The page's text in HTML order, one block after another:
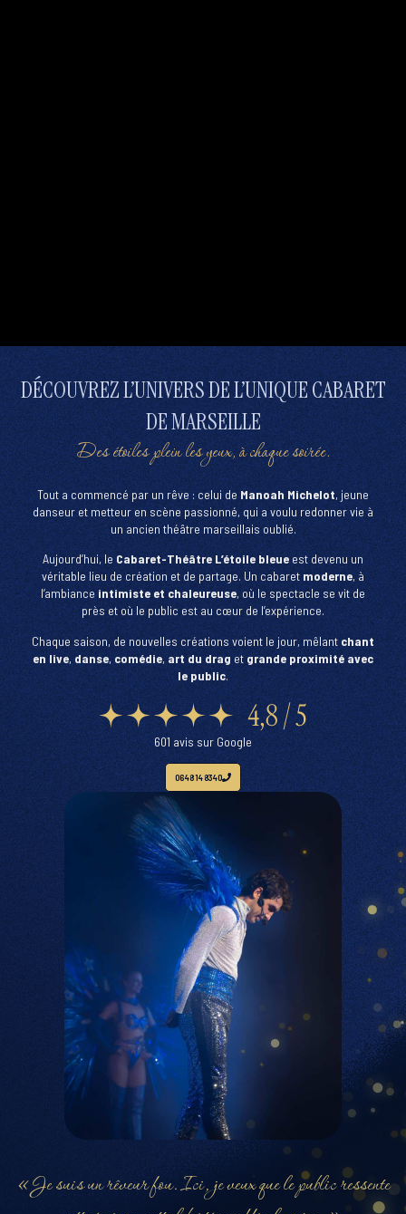
DÉCOUVREZ L’UNIVERS DE L’UNIQUE CABARET
DE MARSEILLE
Des étoiles plein les yeux, à chaque soirée.
Tout a commencé par un rêve : celui deManoah Michelot, jeune
danseur et metteur en scène passionné, qui a voulu redonner vie à
un ancien théâtre marseillais oublié.
Aujourd’hui, leCabaret-Théâtre L’étoile bleueest devenu un
véritable lieu de création et de partage. Un cabaretmoderne, à
l’ambianceintimiste et chaleureuse, où le spectacle se vit de
près et où le public est au cœur de l’expérience.
Chaque saison, de nouvelles créations voient le jour, mêlantchant
en live,danse,comédie,art du drag etgrande proximité avec
le public.
601 avis sur Google
06 48 14 83 40
« Je suis un rêveur fou. Ici, je veux que le public ressente